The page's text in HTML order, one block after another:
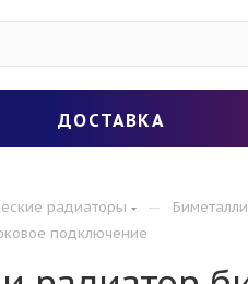
ДОСТАВКА
радиаторы —
подключение